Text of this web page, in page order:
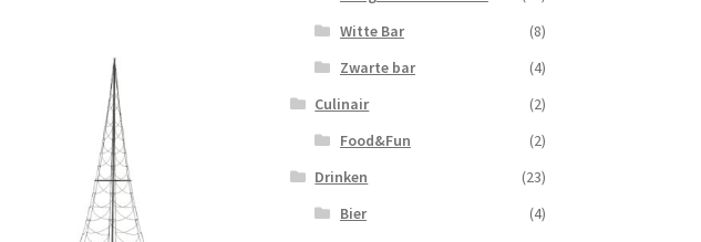
Witte Bar
(8)
Zwarte bar
(4)
Culinair
(2)
Food&Fun
(2)
Drinken
(23)
Bier
(4)